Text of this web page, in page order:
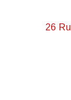
26